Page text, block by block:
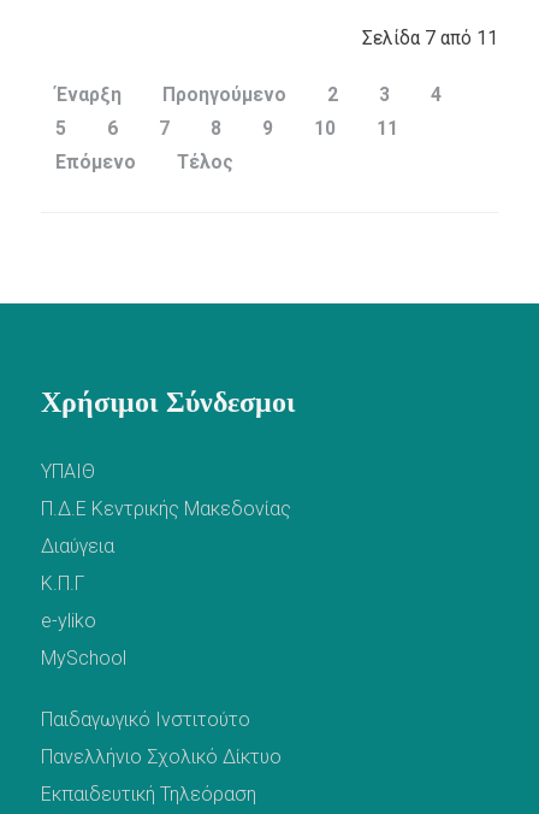
Σελίδα 7 από 11
Έναρξη Προηγούμενο 2 3
4
5
6 7 8 9 10
11
Επόμενο
Τέλος
Χρήσιμοι Σύνδεσμοι
ΥΠΑΙΘ
Π.Δ.Ε Κεντρικής Μακεδονίας
Διαύγεια
Κ.Π.Γ
e-yliko
MySchool
Παιδαγωγικό Ινστιτούτο
Πανελλήνιο Σχολικό Δίκτυο
Εκπαιδευτική Τηλεόραση